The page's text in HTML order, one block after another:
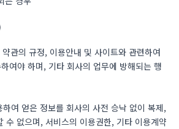
관의 규정, 이용안내 및 사이트와 관련하여
여야 하며, 기타 회사의 업무에 방해되는 행
여 얻은 정보를 회사의 사전 승낙 없이 복제,
수 없으며, 서비스의 이용권한, 기타 이용계약